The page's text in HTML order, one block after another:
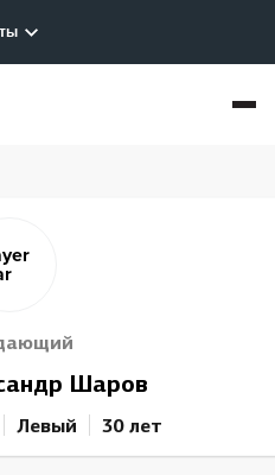
Шаров
Левый 30 лет